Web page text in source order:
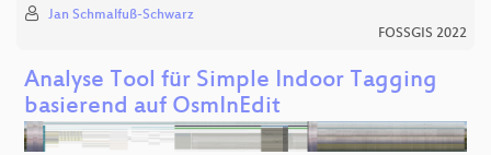
Jan Schmalfuß-Schwarz
FOSSGIS 2022
Analyse Tool für Simple Indoor Tagging
basierend auf OsmInEdit